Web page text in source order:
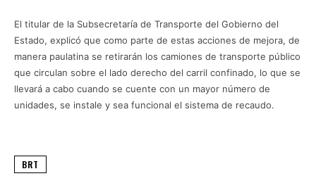
El titular de la Subsecretaría de Transporte del Gobierno del
Estado, explicó que como parte de estas acciones de mejora, de
manera paulatina se retirarán los camiones de transporte público
que circulan sobre el lado derecho del carril confinado, lo que se
llevará a cabo cuando se cuente con un mayor número de
unidades, se instale y sea funcional el sistema de recaudo.
BRT